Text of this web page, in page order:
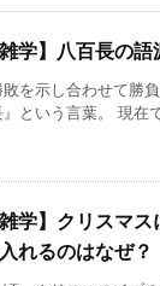
雑学】八百長の語
を示し合わせて勝
』という言葉。 現在
雑学】クリスマ
れるのはなぜ？